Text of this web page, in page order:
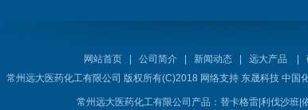
网站首页 公司简介 新闻动态 远大产品
常州远大医药化工有限公司 版权所有(C)2018 网络支持 东晟科技 中国
常州远大医药化工有限公司产品： 替卡格雷| 利伐沙班|